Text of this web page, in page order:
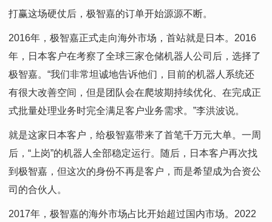
打赢这场硬仗后，极智嘉的订单开始源源不断。
2016年，极智嘉正式走向海外市场，首站就是日本。2016
年，日本客户在考察了全球三家仓储机器人公司后，选择了
极智嘉。“我们非常坦诚地告诉他们，目前的机器人系统还
有很大改善空间，但是团队会在爬坡期持续优化、在完成正
式批量处理业务时完全满足客户业务需求。”李洪波说。
就是这家日本客户，给极智嘉带来了首笔千万元大单。一周
后，“上岗”的机器人全部稳定运行。随后，日本客户再次找
到极智嘉，但这次的身份不再是客户，而是希望成为合资公
司的合伙人。
2017年，极智嘉的海外市场占比开始超过国内市场。2022